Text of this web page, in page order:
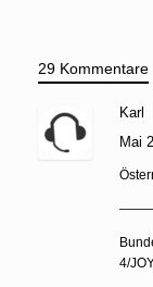
29 Kommentare
Karl
Mai
4/